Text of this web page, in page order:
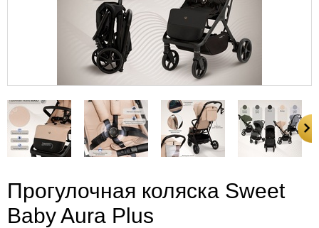
Прогулочная коляска Sweet
Baby Aura Plus